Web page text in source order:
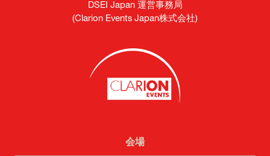
DSEI Japan 運営事務局
(Clarion Events Japan株式会社)
会場